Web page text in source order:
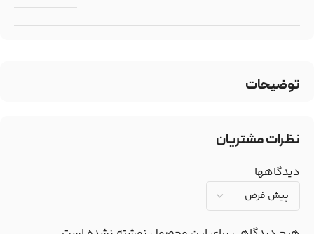
توضیحات
نظرات مشتریان
دیدگاهها